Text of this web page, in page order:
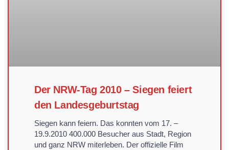
Der NRW-Tag 2010 – Siegen feiert
den Landesgeburtstag
Siegen kann feiern. Das konnten vom 17. –
19.9.2010 400.000 Besucher aus Stadt, Region
und ganz NRW miterleben. Der offizielle Film